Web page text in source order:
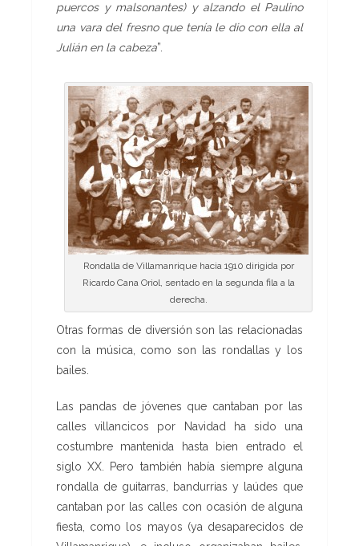
puercos y malsonantes) y alzando el Paulino
una vara del fresno que tenía le dio con ella al
Julián en la cabeza”.
Rondalla de Villamanrique hacia 1910 dirigida por
Ricardo Cana Oriol, sentado en la segunda fila a la
derecha.
Otras formas de diversión son las relacionadas
con la música, como son las rondallas y los
bailes.
Las pandas de jóvenes que cantaban por las
calles villancicos por Navidad ha sido una
costumbre mantenida hasta bien entrado el
siglo XX. Pero también había siempre alguna
rondalla de guitarras, bandurrias y laúdes que
cantaban por las calles con ocasión de alguna
fiesta, como los mayos (ya desaparecidos de